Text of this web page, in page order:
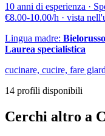
10 anni di esperienza ·
€8.00-10.00/h · vista
Lingua madre: Bielorusso
Laurea specialistica
cucinare, cucire, fare
14 profili disponibili
Cerchi altro a